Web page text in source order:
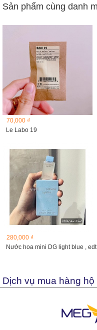
Sản phẩm cùng danh
70,000 ₫
Le Labo 19
280,000 ₫
Nước hoa mini DG light blue , edt
Dịch vụ mua hàng